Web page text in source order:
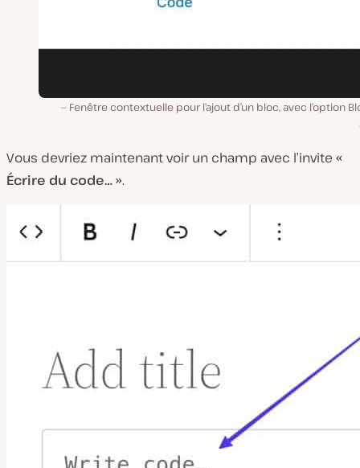
Fenêtre contextuelle pour l’ajout d’un bloc, avec l’option
Vous devriez maintenant voir un champ avec l’invite «
Écrire du code… ».